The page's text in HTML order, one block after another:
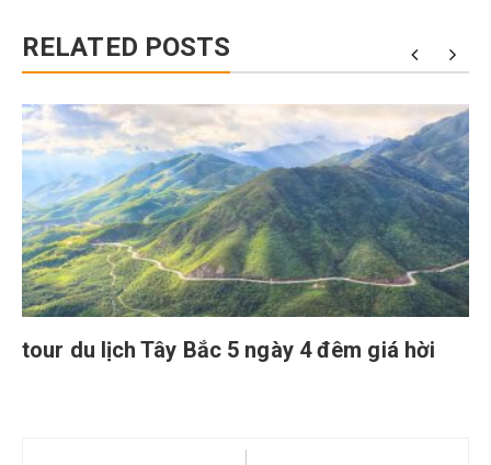
RELATED POSTS
tour du lịch Tây Bắc 5 ngày 4 đêm giá hời